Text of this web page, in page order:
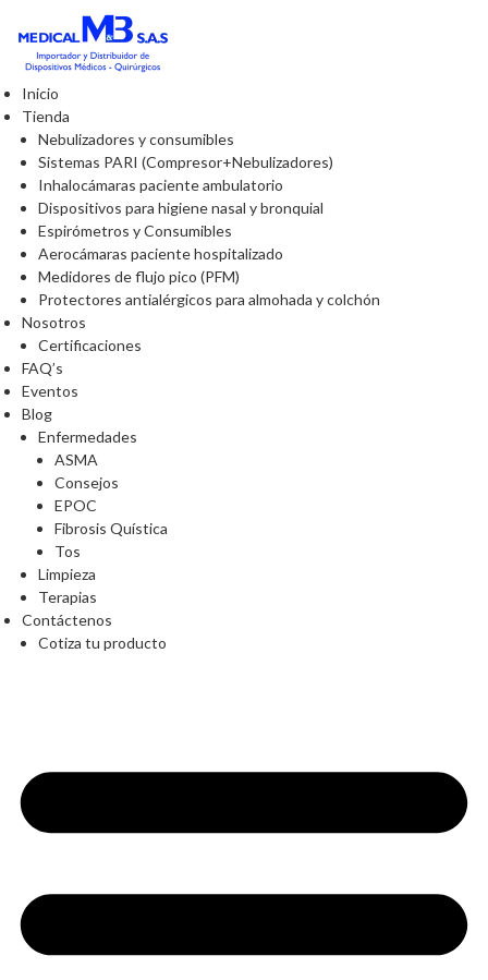
Inicio
Tienda
Nebulizadores y consumibles
Sistemas PARI (Compresor+Nebulizadores)
Inhalocámaras paciente ambulatorio
Dispositivos para higiene nasal y bronquial
Espirómetros y Consumibles
Aerocámaras paciente hospitalizado
Medidores de flujo pico (PFM)
Protectores antialérgicos para almohada y colchón
Nosotros
Certificaciones
FAQ’s
Eventos
Blog
Enfermedades
ASMA
Consejos
EPOC
Fibrosis Quística
Tos
Limpieza
Terapias
Contáctenos
Cotiza tu producto